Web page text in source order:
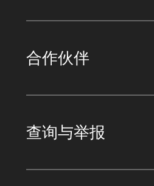
合作伙伴
查询与举报